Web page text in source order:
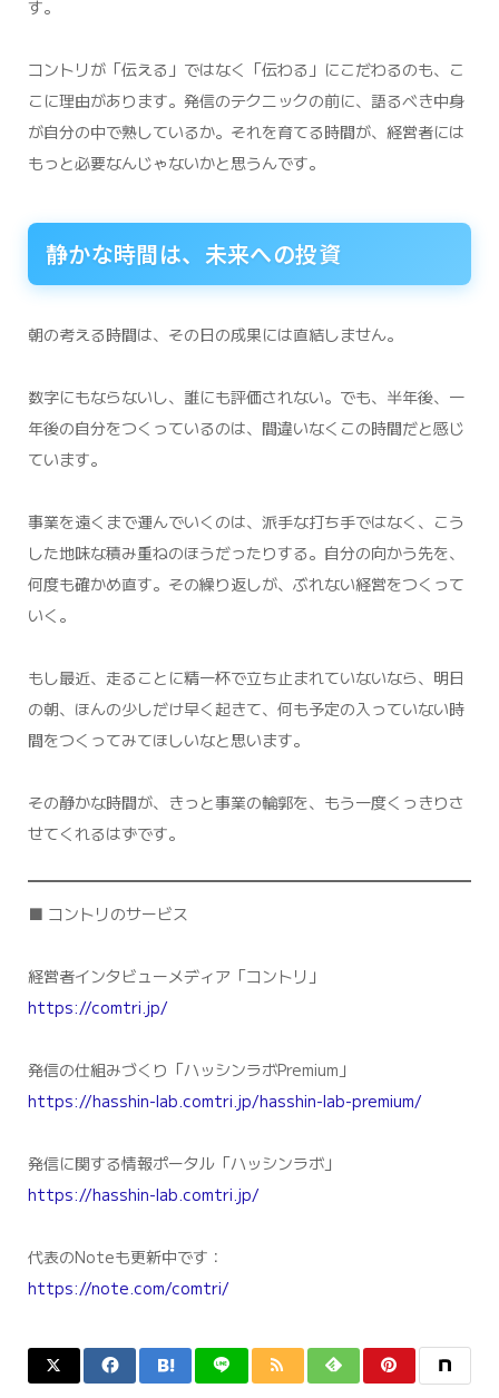
す。
コントリが「伝える」ではなく「伝わる」にこだわるのも、こ
こに理由があります。発信のテクニックの前に、語るべき中身
が自分の中で熟しているか。それを育てる時間が、経営者には
もっと必要なんじゃないかと思うんです。
静かな時間は、未来への投資
朝の考える時間は、その日の成果には直結しません。
数字にもならないし、誰にも評価されない。でも、半年後、一
年後の自分をつくっているのは、間違いなくこの時間だと感じ
ています。
事業を遠くまで運んでいくのは、派手な打ち手ではなく、こう
した地味な積み重ねのほうだったりする。自分の向かう先を、
何度も確かめ直す。その繰り返しが、ぶれない経営をつくって
いく。
もし最近、走ることに精一杯で立ち止まれていないなら、明日
の朝、ほんの少しだけ早く起きて、何も予定の入っていない時
間をつくってみてほしいなと思います。
その静かな時間が、きっと事業の輪郭を、もう一度くっきりさ
せてくれるはずです。
■ コントリのサービス
経営者インタビューメディア「コントリ」
https://comtri.jp/
発信の仕組みづくり「ハッシンラボPremium」
https://hasshin-lab.comtri.jp/hasshin-lab-premium/
発信に関する情報ポータル「ハッシンラボ」
https://hasshin-lab.comtri.jp/
代表のNoteも更新中です：
https://note.com/comtri/